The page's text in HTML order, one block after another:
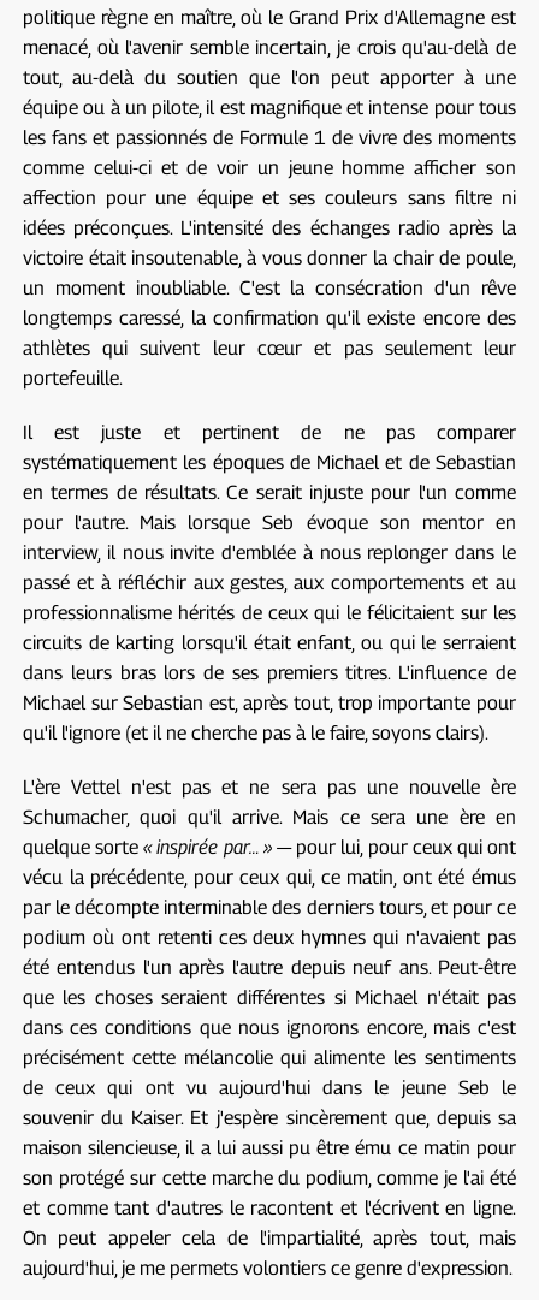
politique règne en maître, où le Grand Prix d'Allemagne est
menacé, où l'avenir semble incertain, je crois qu'au-delà de
tout, au-delà du soutien que l'on peut apporter à une
équipe ou à un pilote, il est magnifique et intense pour tous
les fans et passionnés de Formule 1 de vivre des moments
comme celui-ci et de voir un jeune homme afficher son
affection pour une équipe et ses couleurs sans filtre ni
idées préconçues. L'intensité des échanges radio après la
victoire était insoutenable, à vous donner la chair de poule,
un moment inoubliable. C'est la consécration d'un rêve
longtemps caressé, la confirmation qu'il existe encore des
athlètes qui suivent leur cœur et pas seulement leur
portefeuille.
Il est juste et pertinent de ne pas comparer
systématiquement les époques de Michael et de Sebastian
en termes de résultats. Ce serait injuste pour l'un comme
pour l'autre. Mais lorsque Seb évoque son mentor en
interview, il nous invite d'emblée à nous replonger dans le
passé et à réfléchir aux gestes, aux comportements et au
professionnalisme hérités de ceux qui le félicitaient sur les
circuits de karting lorsqu'il était enfant, ou qui le serraient
dans leurs bras lors de ses premiers titres. L'influence de
Michael sur Sebastian est, après tout, trop importante pour
qu'il l'ignore (et il ne cherche pas à le faire, soyons clairs).
L'ère Vettel n'est pas et ne sera pas une nouvelle ère
Schumacher, quoi qu'il arrive. Mais ce sera une ère en
quelque sorte« inspirée par… »— pour lui, pour ceux qui ont
vécu la précédente, pour ceux qui, ce matin, ont été émus
par le décompte interminable des derniers tours, et pour ce
podium où ont retenti ces deux hymnes qui n'avaient pas
été entendus l'un après l'autre depuis neuf ans. Peut-être
que les choses seraient différentes si Michael n'était pas
dans ces conditions que nous ignorons encore, mais c'est
précisément cette mélancolie qui alimente les sentiments
de ceux qui ont vu aujourd'hui dans le jeune Seb le
souvenir du Kaiser. Et j'espère sincèrement que, depuis sa
maison silencieuse, il a lui aussi pu être ému ce matin pour
son protégé sur cette marche du podium, comme je l'ai été
et comme tant d'autres le racontent et l'écrivent en ligne.
On peut appeler cela de l'impartialité, après tout, mais
aujourd'hui, je me permets volontiers ce genre d'expression.